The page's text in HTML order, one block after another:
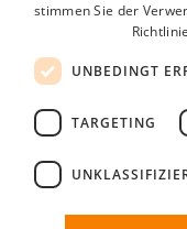
Passwort
Angemeldet bleiben
Passwort vergessen?
Kostenloses
Wenn Sie sich
stimmen Sie der
UNBEDINGT
TARGETING